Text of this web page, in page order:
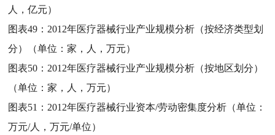
人，亿元）
图表49： 2012年医疗器械行业产业规模分析（按经济类型划
分）（单位：家，人，万元）
图表50： 2012年医疗器械行业产业规模分析（按地区划分）
（单位：家，人，万元）
图表51： 2012年医疗器械行业资本/劳动密集度分析（单位：
万元/人，万元/单位）